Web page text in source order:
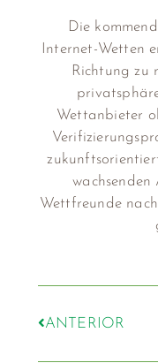
Die
Internet-Wetten
Richtung zu
Wettanbieter
Wettfreunde
ANTERIOR